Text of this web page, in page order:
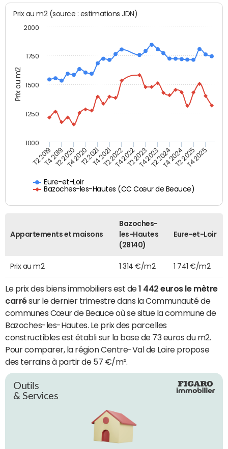
Prix au m2
Prix au m2 (source : estimations JDN)
Eure-et-Loir
Bazoches-les-Hautes (CC Cœur de Beauce)
T2 2019T4 2019T2 2020T4 2020T2 2021T4 2021T2 2022T4 2022T2 2023T4 2023T2 2024T4 2024T2 2025T4 2025
1000
2000
1250
1500
1750
Appartements et maisons
Bazoches-
les-Hautes
(28140)
Eure-et-Loir
Prix au m2 1 314 €/m2 1 741 €/m2
Le prix des biens immobiliers est de1 442 euros le mètre
carrésur le dernier trimestre dans la Communauté de
communes Cœur de Beauce où se situe la commune de
Bazoches-les-Hautes. Le prix des parcelles
constructibles est établi sur la base de 73 euros du m2.
Pour comparer, la région Centre-Val de Loire propose
des terrains à partir de 57 €/m².
Outils
& Services